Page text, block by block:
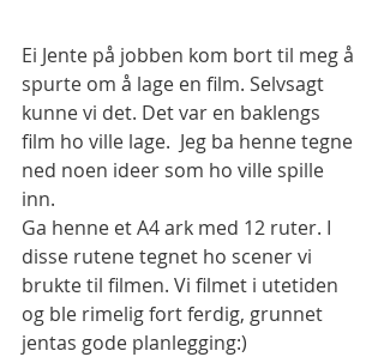
Ei Jente på jobben kom bort til meg å
spurte om å lage en film. Selvsagt
kunne vi det. Det var en baklengs
film ho ville lage.  Jeg ba henne tegne
ned noen ideer som ho ville spille
inn.
Ga henne et A4 ark med 12 ruter. I
disse rutene tegnet ho scener vi
brukte til filmen. Vi filmet i utetiden
og ble rimelig fort ferdig, grunnet
jentas gode planlegging:)